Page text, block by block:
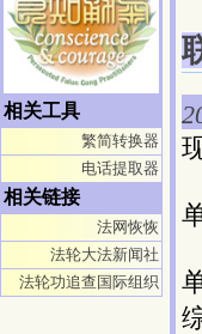
相关工具
繁简转换器
电话提取器
相关链接
法网恢恢
法轮大法新闻社
法轮功追查国际组织